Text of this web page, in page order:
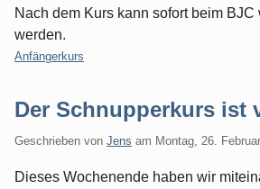
Nach dem Kurs kann sofort beim BJC
werden.
Kategorien:
Anfängerkurs
Der Schnupperkurs ist
Geschrieben von Jens am Montag, 26.
Dieses Wochenende haben wir